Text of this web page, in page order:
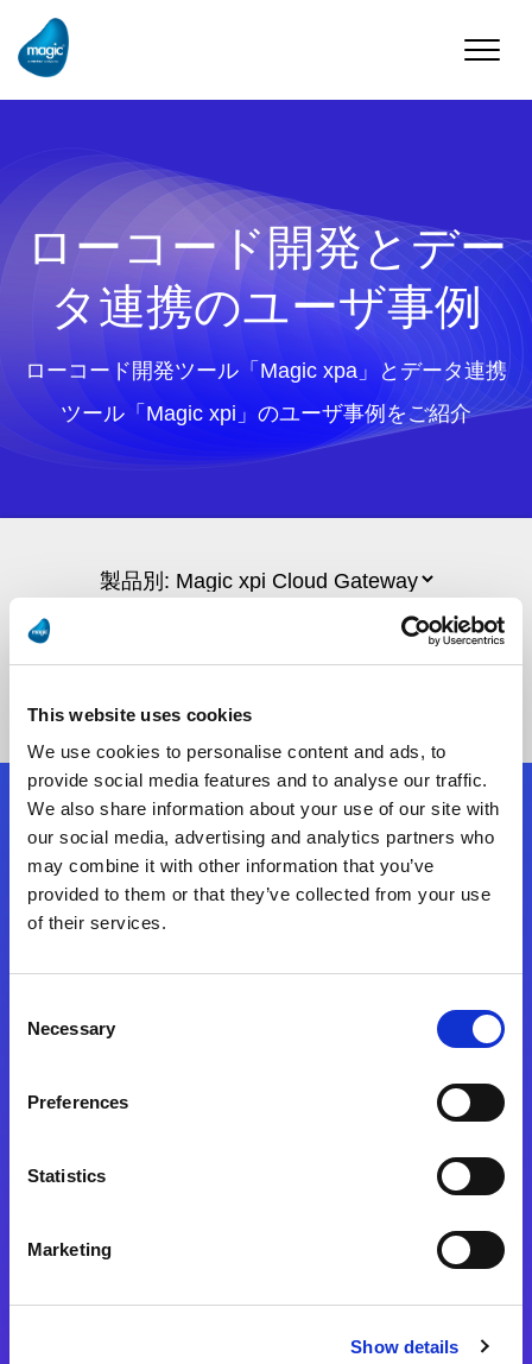
This website uses cookies
We use cookies to personalise content and ads, to
provide social media features and to analyse our traffic.
We also share information about your use of our site with
our social media, advertising and analytics partners who
may combine it with other information that you’ve
provided to them or that they’ve collected from your use
of their services.
Selection
Necessary
Preferences
Statistics
Marketing
Show details
Toggle
ローコード開発とデー
タ連携のユーザ事例
ローコード開発ツール「Magic xpa」とデータ連携
ツール「Magic xpi」のユーザ事例をご紹介
お問合せ
フォローする
Magic xpa関連ソフトウェア